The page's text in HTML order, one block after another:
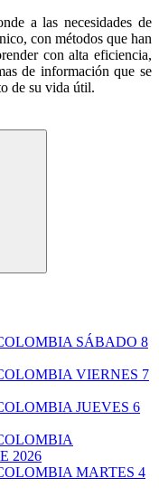
a las necesidades de
con métodos que han
con alta eficiencia,
de información que se
de su vida útil.
SÁBADO 8
VIERNES 7
JUEVES 6
2026
MARTES 4